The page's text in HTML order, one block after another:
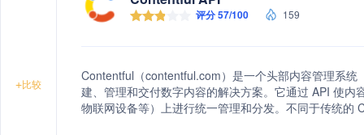
+比较
评分 57/100 159
Contentful（contentful.com）是一个头部内容管理系
建、管理和交付数字内容的解决方案。它通过 API 使
物联网设备等）上进行统一管理和分发。不同于传统的